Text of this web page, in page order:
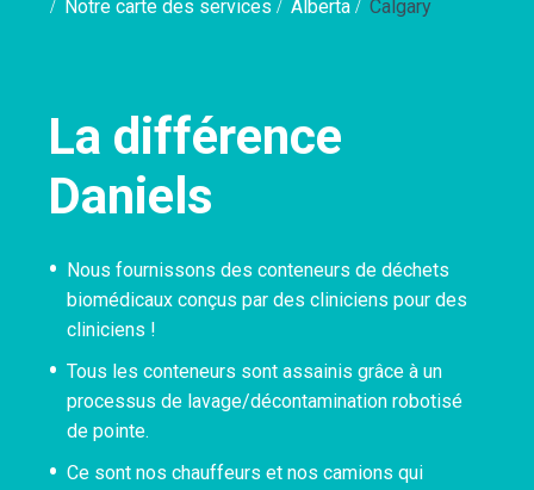
Notre carte des services
Alberta Calgary
La différence
Daniels
Nous fournissons des conteneurs de déchets
biomédicaux conçus par des cliniciens pour des
cliniciens !
Tous les conteneurs sont assainis grâce à un
processus de lavage/décontamination robotisé
de pointe.
Ce sont nos chauffeurs et nos camions qui